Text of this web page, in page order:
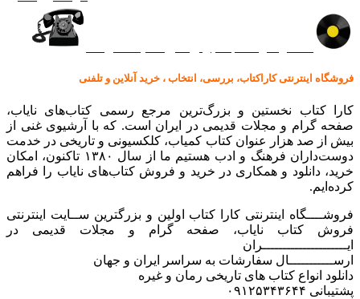
فروشگاه اینترنتی کاراکتاب، بررسی، انتخاب ، خرید آنلاین و تلفنی
کارا کتاب نخستین و بزرگ‌ترین مرجع رسمی کتاب‌های نایاب،
صفحه گرام و مجلات قدیمی در ایران است. که با آرشیوی غنی از
بیش از صد هزار عنوان کتاب کمیاب، کلکسیونی و تاریخی در خدمت
دوست‌داران فرهنگ و ادب هستیم ما از سال ۱۳۸۰ تاکنون، امکان
خرید، دانلود و همکاری در خرید و فروش کتاب‌های نایاب را فراهم
کرده‌ایم.
فروشــــگاه اینترنتی کارا کتاب اولین و بزرگترین ســایت اینترنتی
فروش کتاب نایاب، صفحه گرام و مجلات قدیمی در
ایـــــــــــــــــــــران
ارســـــــــــال سفارشات به سراسر ایران و جهان
دانلود انواع کتاب های تاریخی رمان و غیره
پشتیبانی ۰۹۱۲۵۳۴۳۶۴۴